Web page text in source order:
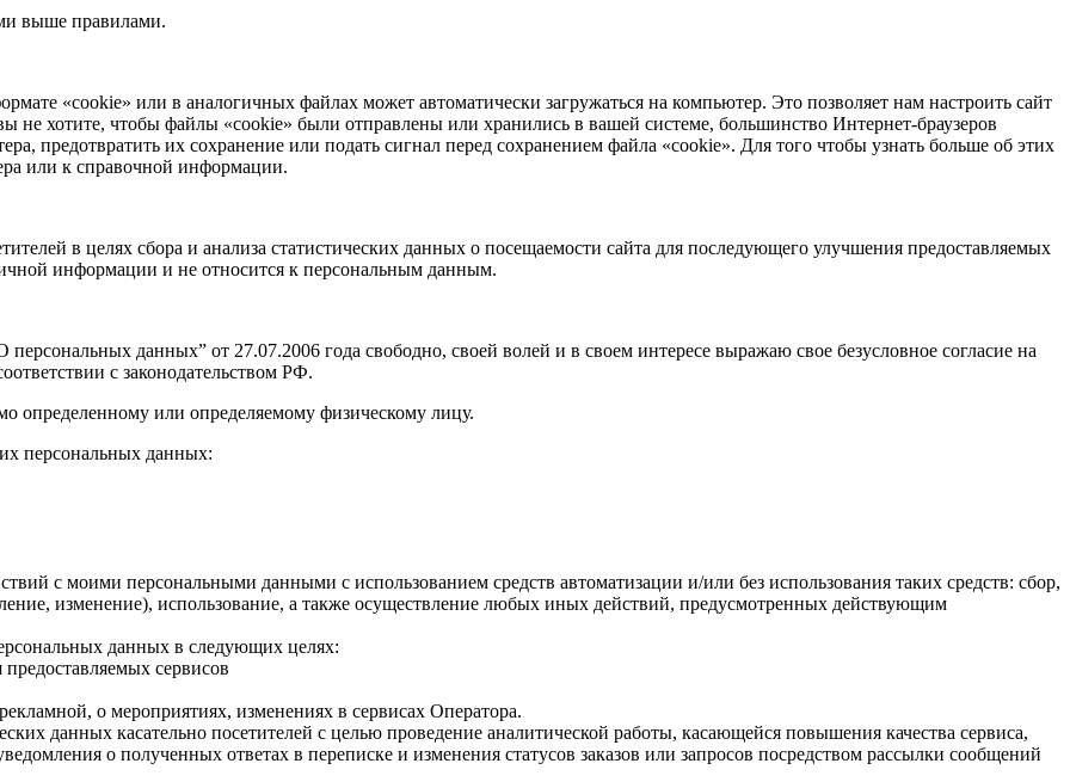
выше правилами.
«cookie» или в аналогичных файлах может автоматически загружаться на компьютер. Это позволяет нам настроить сайт
не хотите, чтобы файлы «cookie» были отправлены или хранились в вашей системе, большинство Интернет-браузеров
предотвратить их сохранение или подать сигнал перед сохранением файла «cookie». Для того чтобы узнать больше об этих
или к справочной информации.
в целях сбора и анализа статистических данных о посещаемости сайта для последующего улучшения предоставляемых
информации и не относится к персональным данным.
данных” от 27.07.2006 года свободно, своей волей и в своем интересе выражаю свое безусловное согласие на
с законодательством РФ.
определенному или определяемому физическому лицу.
персональных данных:
с моими персональными данными с использованием средств автоматизации и/или без использования таких средств: сбор,
изменение), использование, а также осуществление любых иных действий, предусмотренных действующим
данных в следующих целях:
сервисов
о мероприятиях, изменениях в сервисах Оператора.
данных касательно посетителей с целью проведение аналитической работы, касающейся повышения качества сервиса,
о полученных ответах в переписке и изменения статусов заказов или запросов посредством рассылки сообщений